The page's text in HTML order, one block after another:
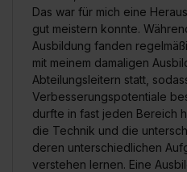
Das war für mich eine
gut meistern konnte.
Ausbildung fanden
mit meinem damaligen
Abteilungsleitern statt,
Verbesserungspotentiale
durfte in fast jeden Bereich
die Technik und die
deren unterschiedlichen
verstehen lernen. Eine